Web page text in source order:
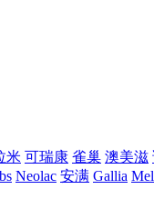
米 可瑞康 雀巢 澳美滋
Neolac 安满 Gallia